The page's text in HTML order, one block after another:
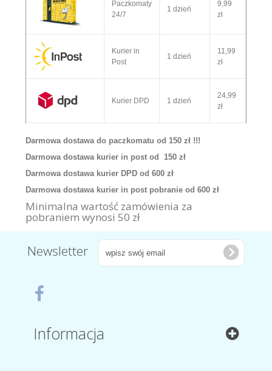
Paczkomaty
24/7
1 dzień
9,99
zł
Kurier in
Post
1 dzień
11,99
zł
Kurier DPD 1 dzień
24,99
zł
Darmowa dostawa do paczkomatu od 150 zł !!!
Darmowa dostawa kurier in post od 150 zł
Darmowa dostawa kurier DPD od 600 zł
Darmowa dostawa kurier in post pobranie od 600 zł
Minimalna wartość zamówienia za
pobraniem wynosi 50 zł
Newsletter
Informacja